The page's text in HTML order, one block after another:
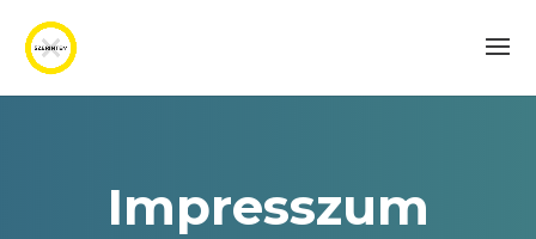
Impresszum